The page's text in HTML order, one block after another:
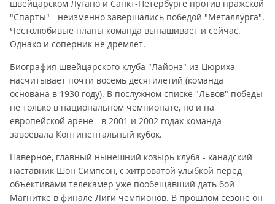
швейцарском Лугано и Санкт-Петербурге против пражской
"Спарты" - неизменно завершались победой "Металлурга".
Честолюбивые планы команда вынашивает и сейчас.
Однако и соперник не дремлет.
Биография швейцарского клуба "Лайонз" из Цюриха
насчитывает почти восемь десятилетий (команда
основана в 1930 году). В послужном списке "Львов" победы
не только в национальном чемпионате, но и на
европейской арене - в 2001 и 2002 годах команда
завоевала Континентальный кубок.
Наверное, главный нынешний козырь клуба - канадский
наставник Шон Симпсон, с хитроватой улыбкой перед
объективами телекамер уже пообещавший дать бой
Магнитке в финале Лиги чемпионов. В прошлом сезоне он